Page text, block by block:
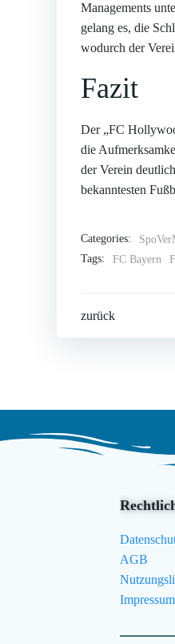
Managements
gelang es, die
wodurch der
Fazit
Der „FC
die
der Verein
bekanntesten
Categories:
Tags:
FC Bayern
Post
zurück
AGB
Impressum